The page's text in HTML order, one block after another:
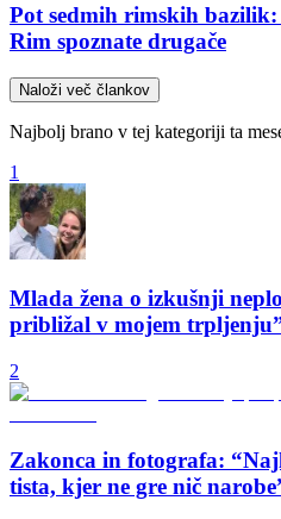
Pot sedmih rimskih
Rim spoznate drugače
Naloži več člankov
Najbolj brano v tej kategoriji ta
1
Mlada žena o izkušnji
približal v mojem
2
Zakonca in fotografa:
tista, kjer ne gre nič